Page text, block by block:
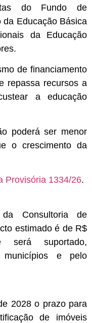
do Fundo de
da Educação Básica
da Educação
de financiamento
repassa recursos a
a educação
poderá ser menor
o crescimento da
Provisória 1334/26.
Consultoria de
estimado é de R$
suportado,
municípios e pelo
2028 o prazo para
de imóveis